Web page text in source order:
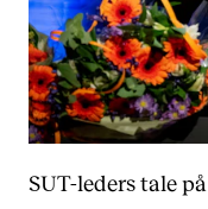
AKTUELT
Arrangementer
Etter noter
SUT-leders tale